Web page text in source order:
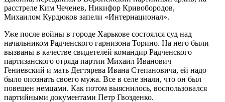
расстреле Ким Чеченев, Никифор Кривобородов,
Михаилом Курдюков запели «Интернационал».
Уже после войны в городе Харькове состоялся суд над
начальником Радченского гарнизона Торино. На него были
вызваны в качестве свидетелей командир Радченского
партизанского отряда партии Михаил Иванович
Гениевский и мать Дегтярева Ивана Степановича, ей надо
было опознать своего мужа. Все в селе знали, что он был
повешен немцами. Как потом выяснилось, воспользовался
партийными документами Петр Гвозденко.